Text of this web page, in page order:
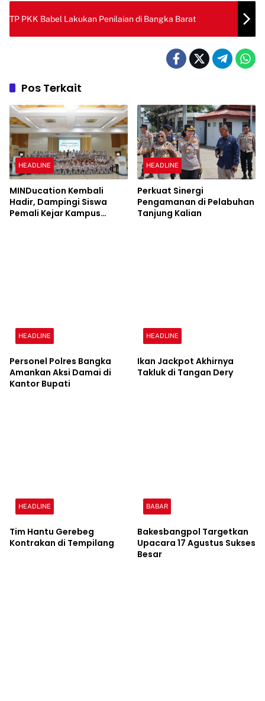
TP PKK Babel Lakukan Penilaian di Bangka Barat
Pos Terkait
HEADLINE
MINDucation Kembali
Hadir, Dampingi Siswa
Pemali Kejar Kampus
HEADLINE
Perkuat Sinergi
Pengamanan di Pelabuhan
Tanjung Kalian
HEADLINE
Personel Polres Bangka
Amankan Aksi Damai di
Kantor Bupati
HEADLINE
Ikan Jackpot Akhirnya
Takluk di Tangan Dery
HEADLINE
Tim Hantu Gerebeg
Kontrakan di Tempilang
BABAR
Bakesbangpol Targetkan
Upacara 17 Agustus Sukses
Besar